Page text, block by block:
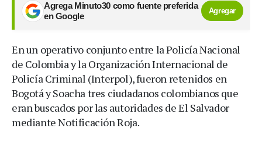
Agrega Minuto30 como fuente preferida
en Google
Agregar
En un operativo conjunto entre la Policía Nacional
de Colombia y la Organización Internacional de
Policía Criminal (Interpol), fueron retenidos en
Bogotá y Soacha tres ciudadanos colombianos que
eran buscados por las autoridades de El Salvador
mediante Notificación Roja.